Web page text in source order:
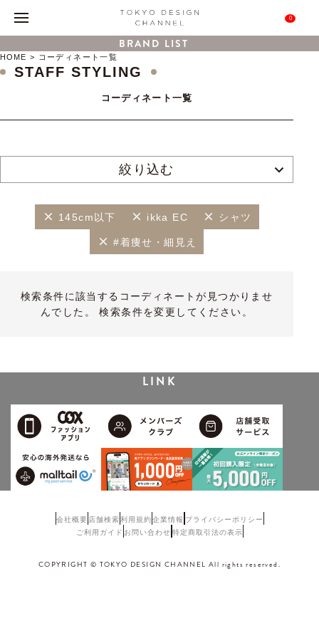
0
BRAND LIST
HOME コーディネート一覧
STAFF STYLING
コーディネート一覧
絞り込む
145cm以下 ikka EC シャツ
#着痩せ・細見え
検索条件に該当するコーディネートが見つかりませ
んでした。 検索条件を変更してください。
LINK
会社概要 店舗検索利用規約企業情報 プライバシーポリシー
ご利用ガイド お問い合わせ 特定商取引法の表示
COPYRIGHT © TOKYO DESIGN CHANNEL All rights reserved.